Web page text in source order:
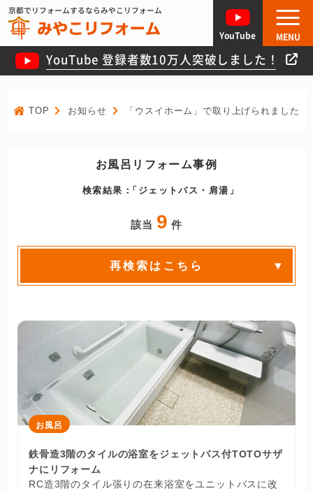
京都でリフォームするならみやこリフォーム
YouTube 登録者数10万人突破しました！
YouTube MENU
TOP お知らせ 「ウスイホーム」で取り上げられました！
お風呂リフォーム事例
検索結果： ジェットバス・肩湯
該当 9 件
再検索はこちら
お風呂
鉄骨造3階のタイルの浴室をジェットバス付TOTOサザ
ナにリフォーム
RC造3階のタイル張りの在来浴室をユニットバスに改